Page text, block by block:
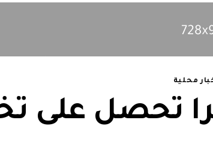
محلية
تحصل على